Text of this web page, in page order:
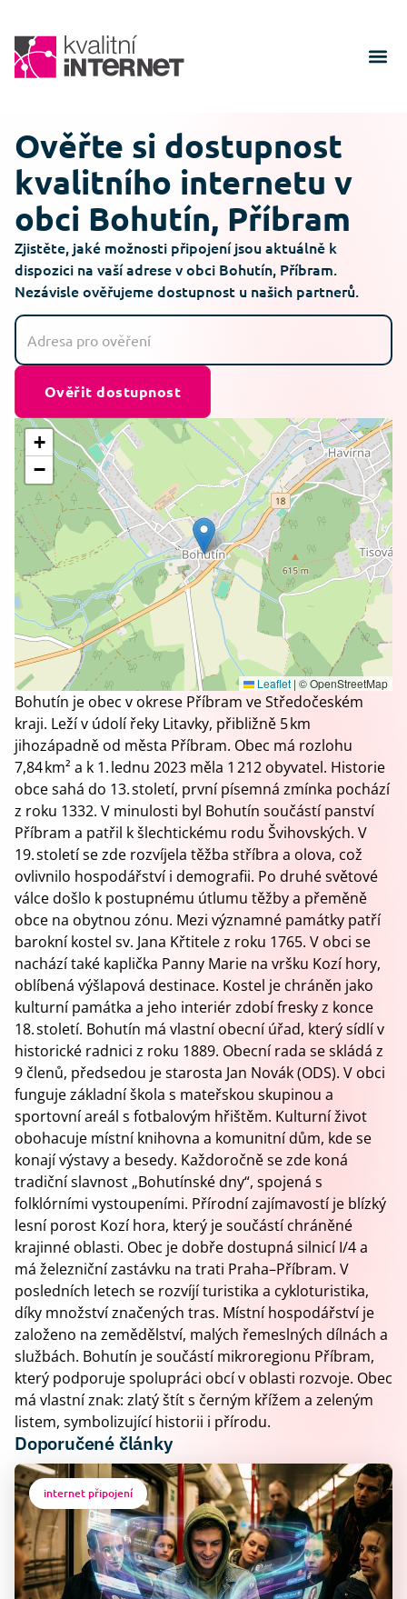
Ověřte si dostupnost
kvalitního internetu v
obci Bohutín, Příbram
Zjistěte, jaké možnosti připojení jsou aktuálně k
dispozici na vaší adrese v obci Bohutín, Příbram.
Nezávisle ověřujeme dostupnost u našich partnerů.
Ověřit dostupnost
+
−
Leaflet | © OpenStreetMap
Bohutín je obec v okrese Příbram ve Středočeském
kraji. Leží v údolí řeky Litavky, přibližně 5 km
jihozápadně od města Příbram. Obec má rozlohu
7,84 km² a k 1. lednu 2023 měla 1 212 obyvatel. Historie
obce sahá do 13. století, první písemná zmínka pochází
z roku 1332. V minulosti byl Bohutín součástí panství
Příbram a patřil k šlechtickému rodu Švihovských. V
19. století se zde rozvíjela těžba stříbra a olova, což
ovlivnilo hospodářství i demografii. Po druhé světové
válce došlo k postupnému útlumu těžby a přeměně
obce na obytnou zónu. Mezi významné památky patří
barokní kostel sv. Jana Křtitele z roku 1765. V obci se
nachází také kaplička Panny Marie na vršku Kozí hory,
oblíbená výšlapová destinace. Kostel je chráněn jako
kulturní památka a jeho interiér zdobí fresky z konce
18. století. Bohutín má vlastní obecní úřad, který sídlí v
historické radnici z roku 1889. Obecní rada se skládá z
9 členů, předsedou je starosta Jan Novák (ODS). V obci
funguje základní škola s mateřskou skupinou a
sportovní areál s fotbalovým hřištěm. Kulturní život
obohacuje místní knihovna a komunitní dům, kde se
konají výstavy a besedy. Každoročně se zde koná
tradiční slavnost „Bohutínské dny“, spojená s
folklórními vystoupeními. Přírodní zajímavostí je blízký
lesní porost Kozí hora, který je součástí chráněné
krajinné oblasti. Obec je dobře dostupná silnicí I/4 a
má železniční zastávku na trati Praha–Příbram. V
posledních letech se rozvíjí turistika a cykloturistika,
díky množství značených tras. Místní hospodářství je
založeno na zemědělství, malých řemeslných dílnách a
službách. Bohutín je součástí mikroregionu Příbram,
který podporuje spolupráci obcí v oblasti rozvoje. Obec
má vlastní znak: zlatý štít s černým křížem a zeleným
listem, symbolizující historii i přírodu.
Doporučené články
internet připojení